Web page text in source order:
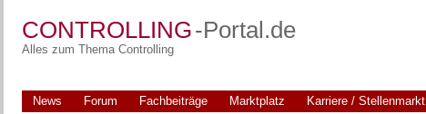
CONTROLLING-Portal.de
Alles zum Thema Controlling
News Forum Fachbeiträge Marktplatz Karriere / Stellenmarkt